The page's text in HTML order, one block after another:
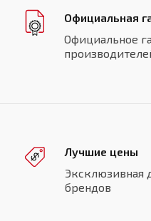
Официальная
Официальное
Лучшие цены
Эксклюзивная
брендов